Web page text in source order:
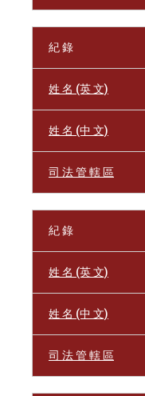
紀 錄
姓 名 (英 文)
姓 名 (中 文)
司 法 管 轄 區
紀 錄
姓 名 (英 文)
姓 名 (中 文)
司 法 管 轄 區